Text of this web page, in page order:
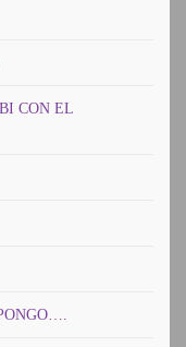
CON EL